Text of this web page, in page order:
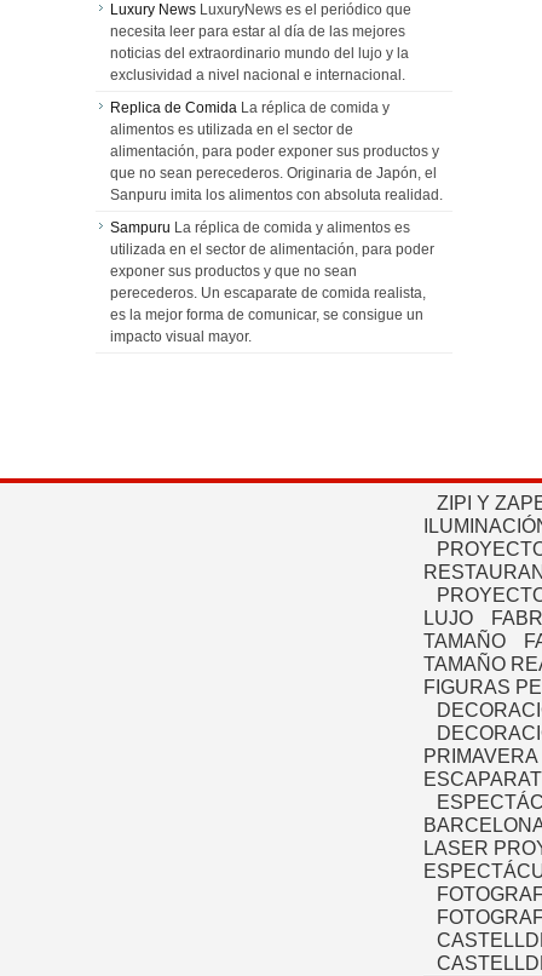
Luxury News LuxuryNews es el periódico que
necesita leer para estar al día de las mejores
noticias del extraordinario mundo del lujo y la
exclusividad a nivel nacional e internacional.
Replica de Comida La réplica de comida y
alimentos es utilizada en el sector de
alimentación, para poder exponer sus productos y
que no sean perecederos. Originaria de Japón, el
Sanpuru imita los alimentos con absoluta realidad.
Sampuru La réplica de comida y alimentos es
utilizada en el sector de alimentación, para poder
exponer sus productos y que no sean
perecederos. Un escaparate de comida realista,
es la mejor forma de comunicar, se consigue un
impacto visual mayor.
ZIPI Y
LUJO
TAMAÑO
TAMAÑO
FIGURAS
PRIMAVERA
LASER